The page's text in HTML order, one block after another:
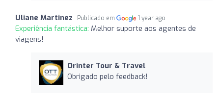
Uliane Martinez Publicado em 1 year ago
Experiência fantástica: Melhor suporte aos agentes de
viagens!
Orinter Tour & Travel
Obrigado pelo feedback!